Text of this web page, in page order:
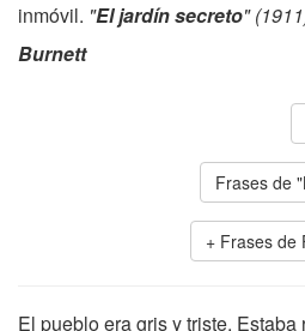
inmóvil. "El jardín secreto"
Burnett
Frases de "
Frases de
El pueblo era gris y triste.